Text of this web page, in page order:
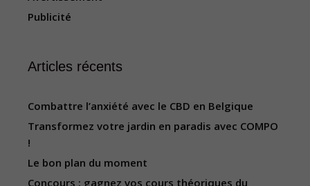
Publicité
Articles récents
Combattre l’anxiété avec le CBD en Belgique
Transformez votre jardin en paradis avec COMPO
!
Le bon plan du moment
Concours : gagnez vos cours théoriques du